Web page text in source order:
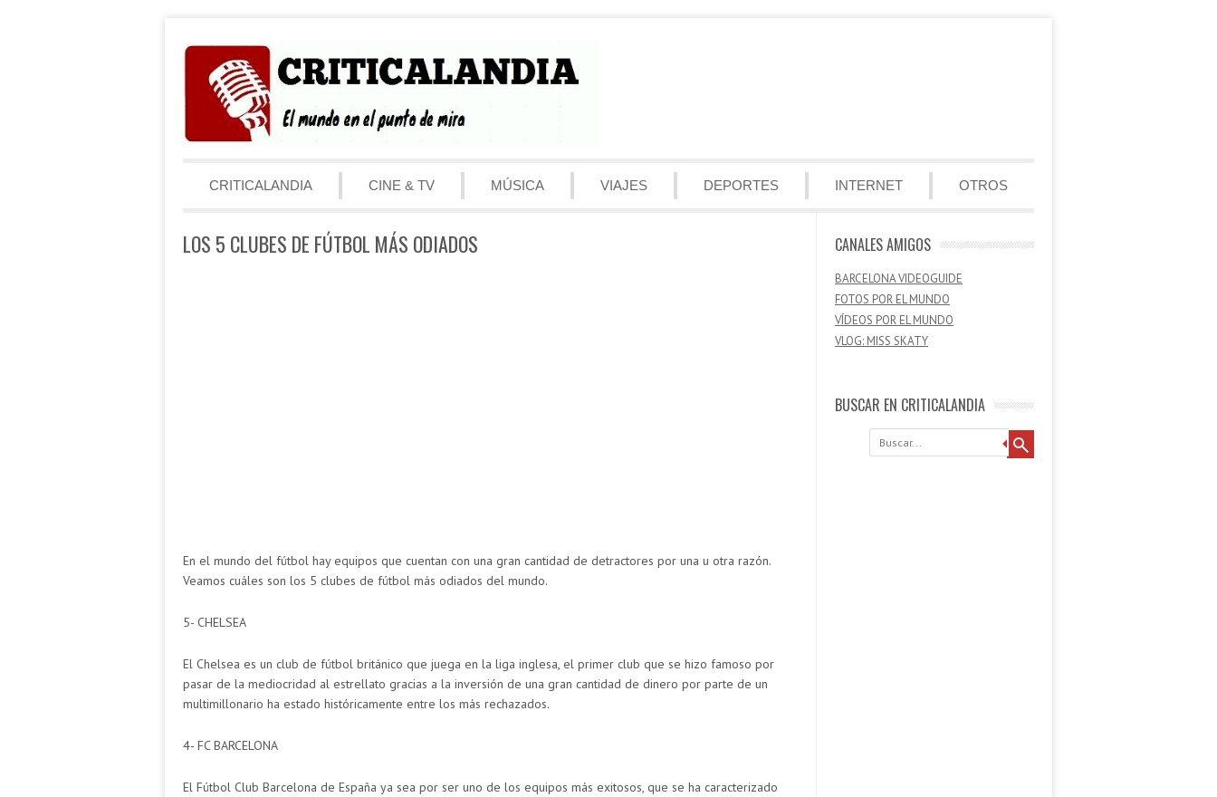
Menú
CRITICALANDIA
CINE & TV MÚSICA VIAJES DEPORTES INTERNET OTROS
LOS 5 CLUBES DE FÚTBOL MÁS ODIADOS
En el mundo del fútbol hay equipos que cuentan con una gran cantidad de detractores por una u otra razón.
Veamos cuáles son los 5 clubes de fútbol más odiados del mundo.
5- CHELSEA
El Chelsea es un club de fútbol británico que juega en la liga inglesa, el primer club que se hizo famoso por
pasar de la mediocridad al estrellato gracias a la inversión de una gran cantidad de dinero por parte de un
multimillonario ha estado históricamente entre los más rechazados.
4- FC BARCELONA
El Fútbol Club Barcelona de España ya sea por ser uno de los equipos más exitosos, que se ha caracterizado
CANALES AMIGOS
BARCELONA VIDEOGUIDE
FOTOS POR EL MUNDO
VÍDEOS POR EL MUNDO
VLOG: MISS SKATY
BUSCAR EN CRITICALANDIA
Buscar